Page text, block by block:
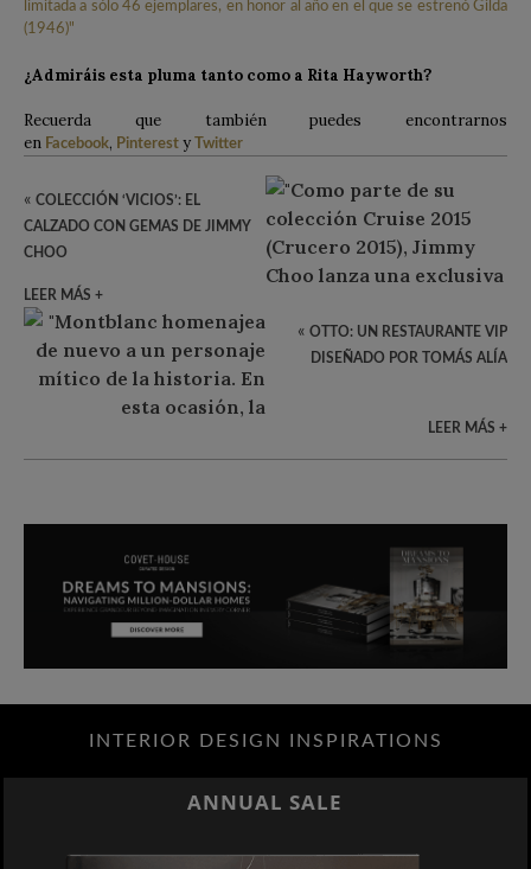
¿Admiráis esta pluma tanto como a Rita Hayworth?
Recuerda que también puedes encontrarnos
en Facebook, Pinterest y Twitter
« COLECCIÓN ‘VICIOS’: EL
CALZADO CON GEMAS DE JIMMY
CHOO
LEER MÁS +
« OTTO: UN RESTAURANTE VIP
DISEÑADO POR TOMÁS ALÍA
LEER MÁS +
INTERIOR DESIGN INSPIRATIONS
ANNUAL SALE